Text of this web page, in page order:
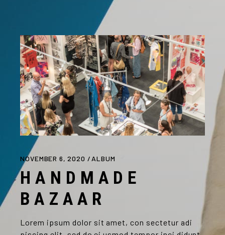
NOVEMBER 6, 2020 ALBUM
HANDMADE
BAZAAR
Lorem ipsum dolor sit amet, con sectetur adi